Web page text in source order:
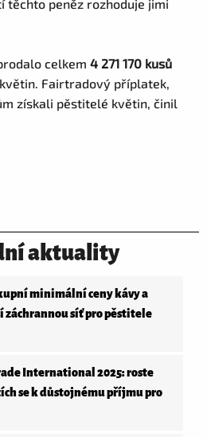
aktuality
minimální ceny kávy a
síť pro pěstitele
International 2025: roste
se k důstojnému příjmu pro
těchto peněz rozhoduje jimi
celkem 4 271 170 kusů
Fairtradový příplatek,
získali pěstitelé květin, činil